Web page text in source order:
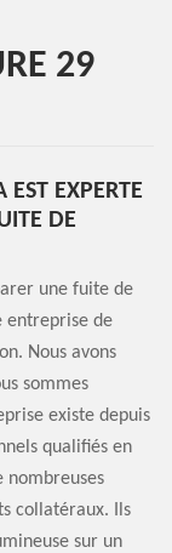
29
EST EXPERTE
DE
une fuite de
entreprise de
Nous avons
sommes
existe depuis
qualifiés en
nombreuses
collatéraux. Ils
sur un